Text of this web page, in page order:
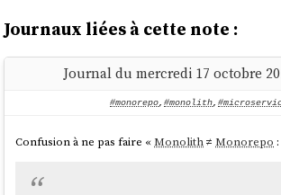
Journaux liées à cette note :
Journal du mercredi 17 octobre
#monorepo, #monolith,
Confusion à ne pas faire «Monolith≠Monorepo :